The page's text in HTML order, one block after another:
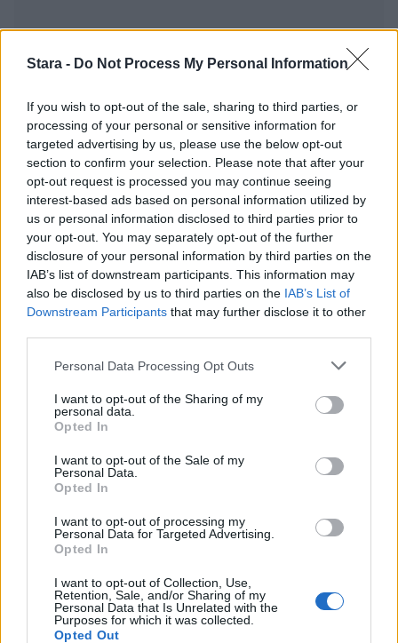
Stara - Do Not Process My Personal Information
If you wish to opt-out of the sale, sharing to third parties, or
processing of your personal or sensitive information for
targeted advertising by us, please use the below opt-out
section to confirm your selection. Please note that after your
opt-out request is processed you may continue seeing
interest-based ads based on personal information utilized by
us or personal information disclosed to third parties prior to
your opt-out. You may separately opt-out of the further
disclosure of your personal information by third parties on the
IAB’s list of downstream participants. This information may
also be disclosed by us to third parties on the IAB’s List of
Downstream Participants that may further disclose it to other
Personal Data Processing Opt Outs
I want to opt-out of the Sharing of my
personal data.
Opted In
I want to opt-out of the Sale of my
Personal Data.
Opted In
I want to opt-out of processing my
Personal Data for Targeted Advertising.
Opted In
I want to opt-out of Collection, Use,
Retention, Sale, and/or Sharing of my
Personal Data that Is Unrelated with the
Purposes for which it was collected.
Opted Out
vielä kymmenen vuotta sitten lukeutunut
tsekkikaunotar Karolina
Luetuimmat
Leskeneläke ei kuulu kaikille – Kela
muistuttaa tärkeästä ikärajasta
Sääennuste ulottuu nyt marraskuulle – tältä
näyttää syksyn sää
Finnairin lennoista osan lentää jatkossa
toinen lentoyhtiö – matkustajille tärkeä
rajoitus
Lapin pelastushelikopteri Aslakin toiminta
päättyy – rahat loppuivat